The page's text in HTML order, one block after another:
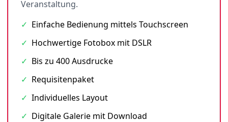
Veranstaltung.
✓ Einfache Bedienung mittels Touchscreen
✓ Hochwertige Fotobox mit DSLR
✓ Bis zu 400 Ausdrucke
✓ Requisitenpaket
✓ Individuelles Layout
✓ Digitale Galerie mit Download